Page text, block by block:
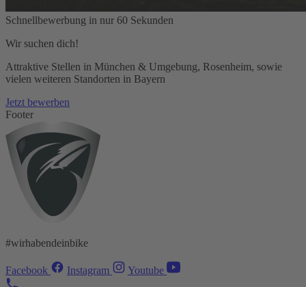
Schnellbewerbung in nur 60 Sekunden
Wir suchen dich!
Attraktive Stellen in München & Umgebung, Rosenheim, sowie
vielen weiteren Standorten in Bayern
Jetzt bewerben
Footer
#wirhabendeinbike
Facebook Instagram Youtube